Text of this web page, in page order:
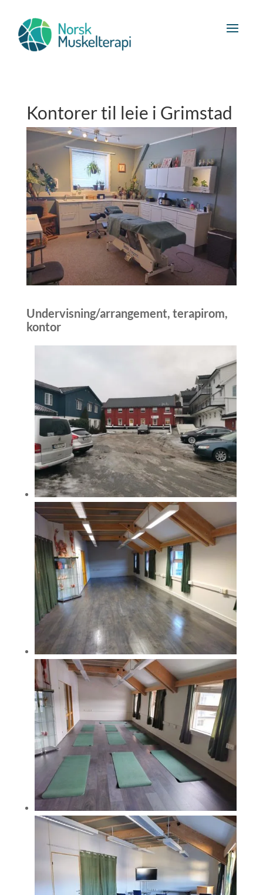
Kontorer til leie i Grimstad
Undervisning/arrangement, terapirom,
kontor